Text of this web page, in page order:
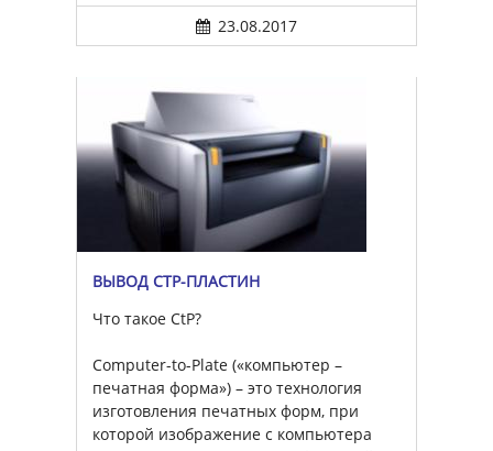
23.08.2017
ВЫВОД CTP-ПЛАСТИН
Что такое CtP?
Computer-to-Plate («компьютер –
печатная форма») – это технология
изготовления печатных форм, при
которой изображение с компьютера